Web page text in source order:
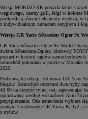
Wersja MORIZO RR posiada lakier
węglowego, czarny grill, felgi w kolorze
podkreślają również elementy wnętrza, w
z indywidualnym numerem seryjnym i
Wersja GR Yaris Sébastien Ogier 9x
GR Yaris Sébastien Ogier 9x World
świata Sébastiena Ogiera, kierowcy
postaci w historii rajdów
samochód pokazano w porcie w Monako
2026.
Podstawą tej edycji jest nowy GR Yaris
biegów. Samochód otrzymał dwa tryby
40:60 na korzyść tylnej osi, zapewniając
opracowany według wskazówek Akio
przyspieszanie. Oba ustawienia wybiera
znanym z rajdowego GR Yarisa Rally2, a
z trybów.